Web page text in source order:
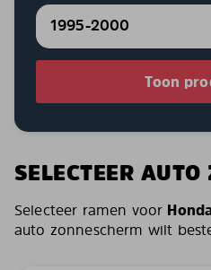
1995-2000
Toon
SELECTEER
Selecteer ramen voor
auto zonnescherm wilt